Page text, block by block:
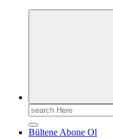
Search
for:
Bültene Abone Ol